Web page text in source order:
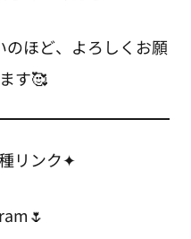
ほど、よろしくお願
す🥰
リンク✦